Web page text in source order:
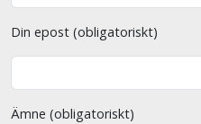
Din epost (obligatoriskt)
Ämne (obligatoriskt)